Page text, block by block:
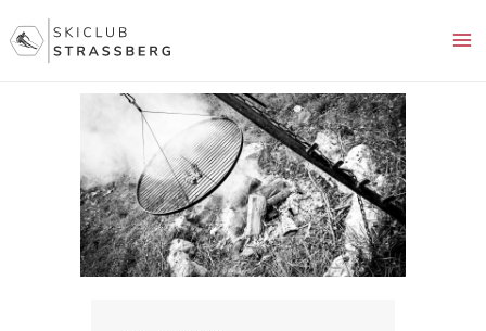
Inhalt
springen